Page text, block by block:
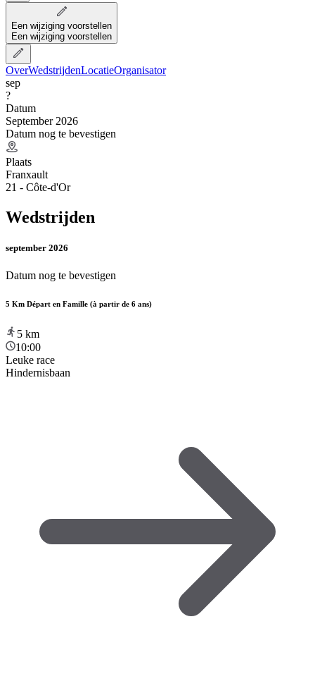
Een wijziging voorstellen
Een wijziging voorstellen
OverWedstrijdenLocatieOrganisator
sep
?
Datum
September 2026
Datum nog te bevestigen
Plaats
Franxault
21 - Côte-d'Or
Wedstrijden
september 2026
Datum nog te bevestigen
5 Km Départ en Famille (à partir de 6 ans)
5 km
10:00
Leuke race
Hindernisbaan